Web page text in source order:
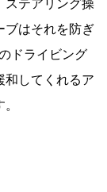
ステアリング操
ブはそれを防ぎ
ドライビング
和してくれるア